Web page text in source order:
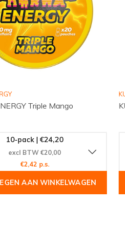
Triple Mango
10-pack | €24,20
excl BTW €20,00
€2,42 p.s.
AAN WINKELWAGEN